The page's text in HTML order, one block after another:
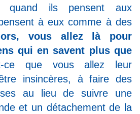
ils pensent aux
à eux comme à des
vous allez là pour
qui en savent plus que
ce que vous allez leur
insincères, à faire des
au lieu de suivre une
et un détachement de la